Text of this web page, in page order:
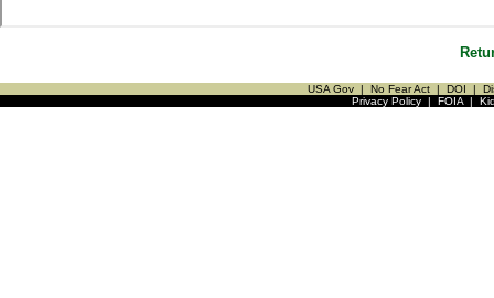
USA Gov | No Fear Act | DOI |
Privacy Policy| FOIA|